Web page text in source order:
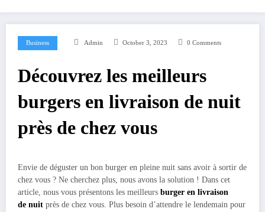
Business Admin October 3, 2023 0 Comments
Découvrez les meilleurs
burgers en livraison de nuit
près de chez vous
Envie de déguster un bon burger en pleine nuit sans avoir à sortir de
chez vous ? Ne cherchez plus, nous avons la solution ! Dans cet
article, nous vous présentons les meilleurs burger en livraison
de nuit près de chez vous. Plus besoin d’attendre le lendemain pour